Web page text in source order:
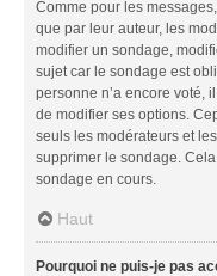
Comme pour les
que par leur auteur, les
modifier un sondage,
sujet car le sondage est
personne n’a encore voté,
de modifier ses options.
seuls les modérateurs et
supprimer le sondage.
sondage en cours.
Haut
Pourquoi ne puis-je pas